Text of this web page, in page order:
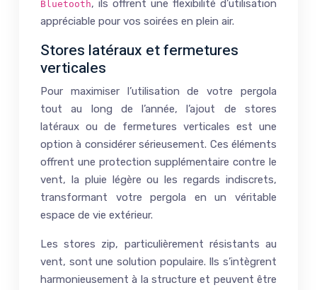
Bluetooth, ils offrent une flexibilité d’utilisation
appréciable pour vos soirées en plein air.
Stores latéraux et fermetures
verticales
Pour maximiser l’utilisation de votre pergola
tout au long de l’année, l’ajout de stores
latéraux ou de fermetures verticales est une
option à considérer sérieusement. Ces éléments
offrent une protection supplémentaire contre le
vent, la pluie légère ou les regards indiscrets,
transformant votre pergola en un véritable
espace de vie extérieur.
Les stores zip, particulièrement résistants au
vent, sont une solution populaire. Ils s’intègrent
harmonieusement à la structure et peuvent être